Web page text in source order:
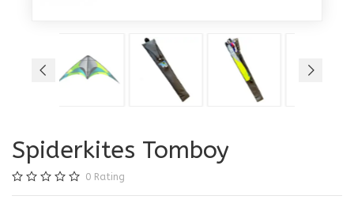
Spiderkites Tomboy
0 Rating